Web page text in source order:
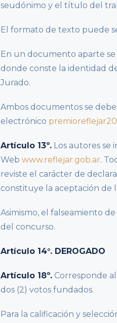
seudónimo y el título del
El formato de texto puede
En un documento aparte
donde conste la identidad
Jurado.
Ambos documentos se
electrónico
Artículo 13º. Los autores
Web www.reflejar.gob.ar.
reviste el carácter de
constituye la aceptación de
Asimismo, el falseamiento
del concurso.
Artículo 14°. DEROGADO
Artículo 18º. Corresponde
dos (2) votos fundados.
Para la calificación y